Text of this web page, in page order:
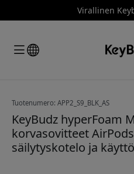
Virallinen
Tuotenumero: APP2_S9_BLK_AS
KeyBudz hyperFoam
korvasovitteet
säilytyskotelo ja